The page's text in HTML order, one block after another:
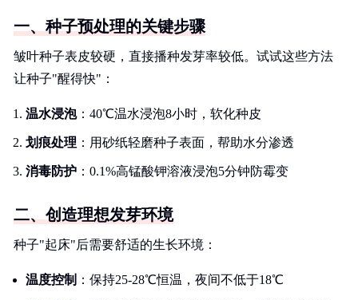
一、种子预处理的关键步骤
皱叶种子表皮较硬，直接播种发芽率较低。试试这些方法
让种子"醒得快"：
温水浸泡：40℃温水浸泡8小时，软化种皮
划痕处理 ：用砂纸轻磨种子表面，帮助水分渗透
消毒防护 ：0.1%高锰酸钾溶液浸泡5分钟防霉变
二、创造理想发芽环境
种子"起床"后需要舒适的生长环境：
温度控制 ：保持25-28℃恒温，夜间不低于18℃